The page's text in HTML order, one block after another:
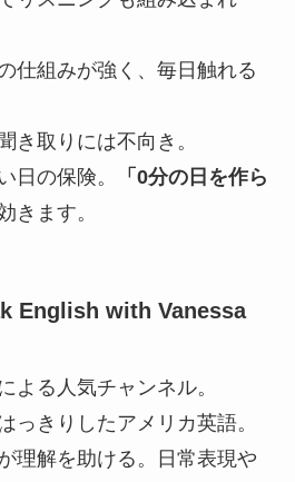
仕組みが強く、毎日触れる
き取りには不向き。
日の保険。
「0分の日を作ら
きます。
English with Vanessa
よる人気チャンネル。
っきりしたアメリカ英語。
理解を助ける。日常表現や